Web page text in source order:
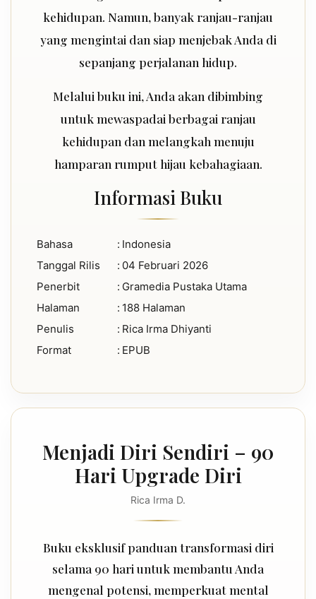
kehidupan. Namun, banyak ranjau-ranjau
yang mengintai dan siap menjebak Anda di
sepanjang perjalanan hidup.
Melalui buku ini, Anda akan dibimbing
untuk mewaspadai berbagai ranjau
kehidupan dan melangkah menuju
hamparan rumput hijau kebahagiaan.
Informasi Buku
Bahasa : Indonesia
Tanggal Rilis
: 04 Februari 2026
Penerbit
: Gramedia Pustaka Utama
Halaman
: 188 Halaman
Penulis
: Rica Irma Dhiyanti
Format
: EPUB
Menjadi Diri Sendiri – 90
Hari Upgrade Diri
Rica Irma D.
Buku eksklusif panduan transformasi diri
selama 90 hari untuk membantu Anda
mengenal potensi, memperkuat mental